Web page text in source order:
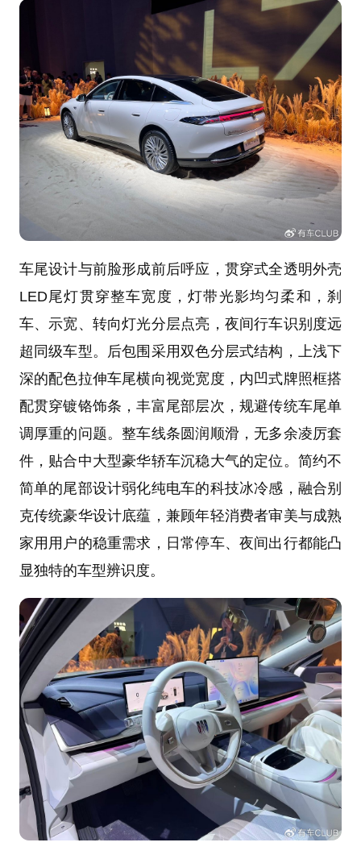
车尾设计与前脸形成前后呼应，贯穿式全透明外壳
LED尾灯贯穿整车宽度，灯带光影均匀柔和，刹
车、示宽、转向灯光分层点亮，夜间行车识别度远
超同级车型。后包围采用双色分层式结构，上浅下
深的配色拉伸车尾横向视觉宽度，内凹式牌照框搭
配贯穿镀铬饰条，丰富尾部层次，规避传统车尾单
调厚重的问题。整车线条圆润顺滑，无多余凌厉套
件，贴合中大型豪华轿车沉稳大气的定位。简约不
简单的尾部设计弱化纯电车的科技冰冷感，融合别
克传统豪华设计底蕴，兼顾年轻消费者审美与成熟
家用用户的稳重需求，日常停车、夜间出行都能凸
显独特的车型辨识度。